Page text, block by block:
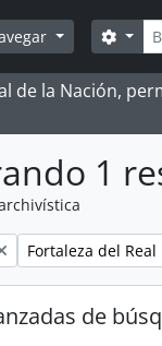
de la Nación,
1
Remove filter:
Fortaleza del Real
de